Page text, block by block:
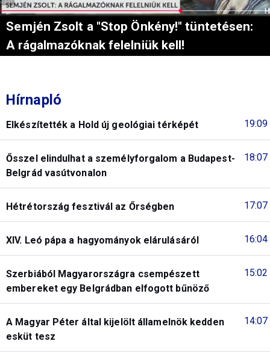
Semjén Zsolt a "Stop Önkény!" tüntetésen:
A rágalmazóknak felelniük kell!
Hírnapló
19:09
Elkészítették a Hold új geológiai térképét
18:07
Ősszel elindulhat a személyforgalom a Budapest-
Belgrád vasútvonalon
17:07
Hétrétország fesztivál az Őrségben
16:04
XIV. Leó pápa a hagyományok elárulásáról
15:02
Szerbiából Magyarországra csempészett
embereket egy Belgrádban elfogott bűnöző
14:07
A Magyar Péter által kijelölt államelnök kedden
esküt tesz